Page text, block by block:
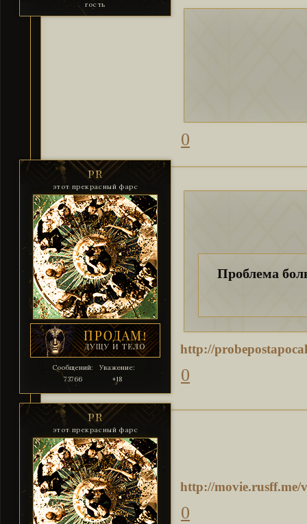
гость
0
PR
этот прекрасный фарс
Сообщений:
73766
Уважение:
+18
Проблема
http://
0
PR
этот прекрасный фарс
http://
0